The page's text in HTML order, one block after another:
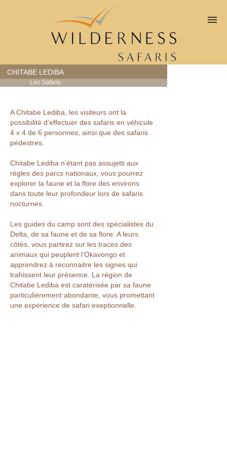
Chambres
Lieu de vie
Autour du camp
ACTIVITÉS
CONTACT
GALERIE PHOTOS
CHITABE LEDIBA
Les Safaris
A Chitabe Lediba, les visiteurs ont la
possibilité d’effectuer des safaris en véhicule
4 x 4 de 6 personnes, ainsi que des safaris
pédestres.
Chitabe Lediba n’étant pas assujetti aux
règles des parcs nationaux, vous pourrez
explorer la faune et la flore des environs
dans toute leur profondeur lors de safaris
nocturnes.
Les guides du camp sont des spécialistes du
Delta, de sa faune et de sa flore. A leurs
côtés, vous partirez sur les traces des
animaux qui peuplent l’Okavongo et
apprendrez à reconnaitre les signes qui
trahissent leur présence. La région de
Chitabe Lediba est caratérisée par sa faune
particulièrement abondante, vous promettant
une expérience de safari exeptionnelle.